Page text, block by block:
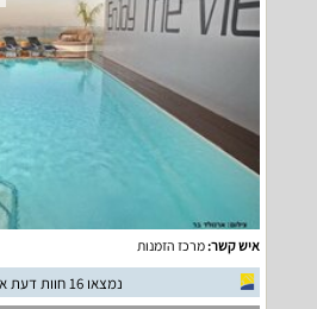
איש קשר:מרכז הזמנות
נמצאו 16 חוות דעת אמיתיות